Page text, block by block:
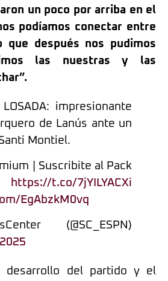
un poco por arriba en el
podíamos conectar entre
que después nos pudimos
las nuestras y las
LOSADA: impresionante
de Lanús ante un
Montiel.
| Suscribite al Pack
https://t.co/7jYILYACXi
EgAbzkM0vq
(@SC_ESPN)
desarrollo del partido y el